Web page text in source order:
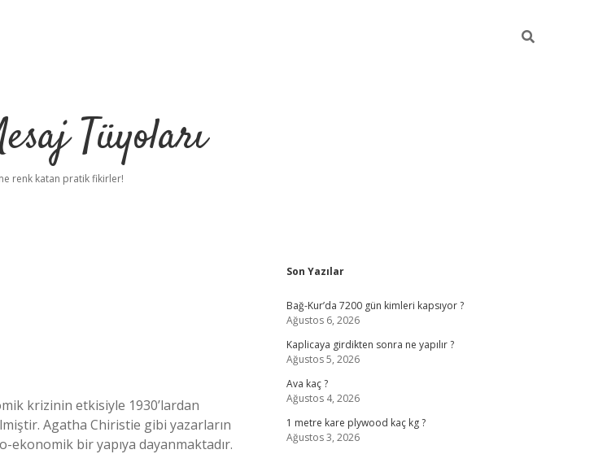
Tüyoları
renk katan pratik fikirler!
krizinin etkisiyle 1930’lardan
Agatha Chiristie gibi yazarların
ekonomik bir yapıya dayanmaktadır.
Sidebar
Son Yazılar
Bağ-Kur’da 7200 gün kimleri kapsıyor ?
Ağustos 6, 2026
Kaplicaya girdikten sonra ne yapılır ?
Ağustos 5, 2026
Ava kaç ?
Ağustos 4, 2026
1 metre kare plywood kaç kg ?
Ağustos 3, 2026